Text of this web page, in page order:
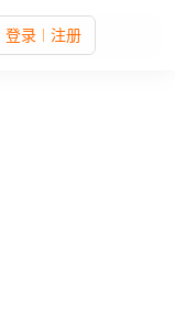
登录 注册